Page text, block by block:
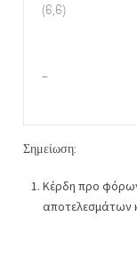
(6,6)
–
Σημείωση:
Κέρδη προ
αποτελεσμάτων